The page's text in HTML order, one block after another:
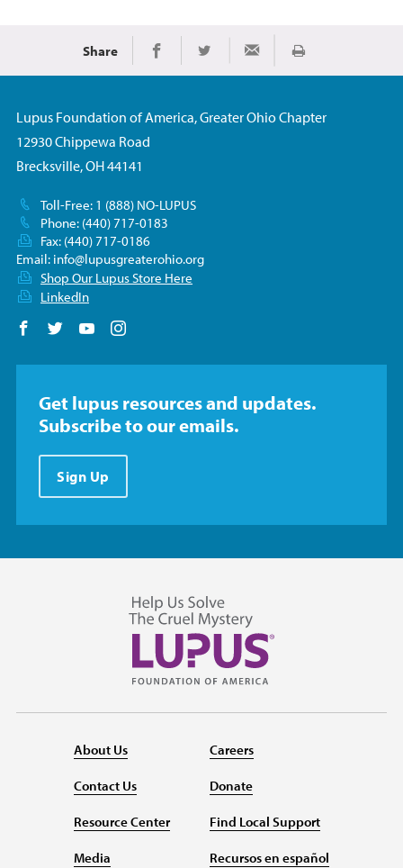
Share Share on Facebook
Share on TwitterShare via EmailImprimir
Lupus Foundation of America, Greater Ohio Chapter
12930 Chippewa Road
Brecksville, OH 44141
Toll-Free: 1 (888) NO-LUPUS
Phone: (440) 717-0183
Fax: (440) 717-0186
Email: info@lupusgreaterohio.org
Shop Our Lupus Store Here
LinkedIn
Follow us on Facebook
Follow us on Twitter
Follow us on YouTube
Get lupus resources and updates.
Subscribe to our emails.
Sign Up
About Us
Contact Us
Resource Center
Media
Careers
Donate
Find Local Support
Recursos en español